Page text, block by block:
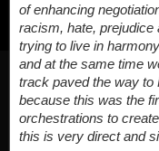
of enhancing
racism, hate, prejudice
trying to live in
and at the same time
track paved the way to
because this was the
orchestrations to
this is very direct and